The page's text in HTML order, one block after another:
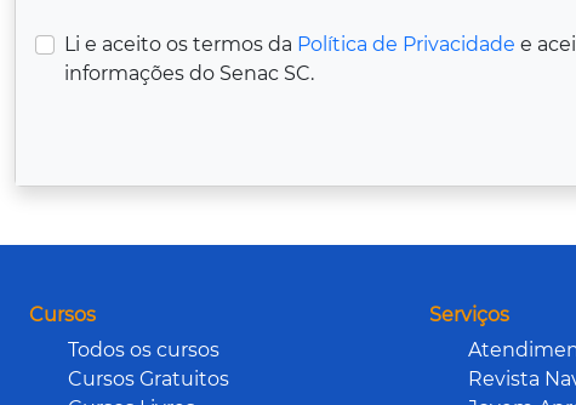
Li e aceito os termos da Política de Privacidade e
informações do Senac SC.
Cursos
Todos os cursos
Cursos Gratuitos
Serviços
Revista